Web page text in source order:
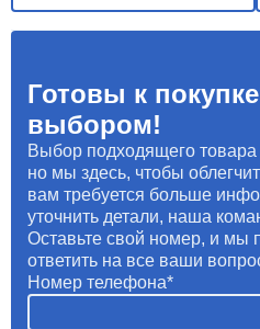
Готовы к
выбором!
Выбор подходящего
но мы здесь, чтобы
вам требуется больше
уточнить детали, наша
Оставьте свой номер, и мы
ответить на все ваши
Номер телефона